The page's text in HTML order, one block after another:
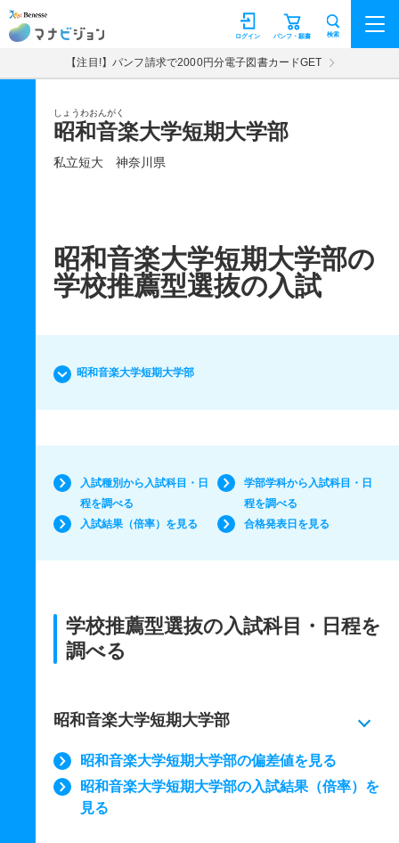
マナビジョン パンフ・願書
ログイン 検索
【注目!】パンフ請求で2000円分電子図書カードGET
しょうわおんがく
昭和音楽大学短期大学部
私立短大 神奈川県
昭和音楽大学短期大学部の
学校推薦型選抜の入試
昭和音楽大学短期大学部
入試種別から入試科目・日
程を調べる
学部学科から入試科目・日
程を調べる
入試結果（倍率）を見る
合格発表日を見る
学校推薦型選抜の入試科目・日程を
調べる
昭和音楽大学短期大学部
昭和音楽大学短期大学部の偏差値を見る
昭和音楽大学短期大学部の入試結果（倍率）を
見る